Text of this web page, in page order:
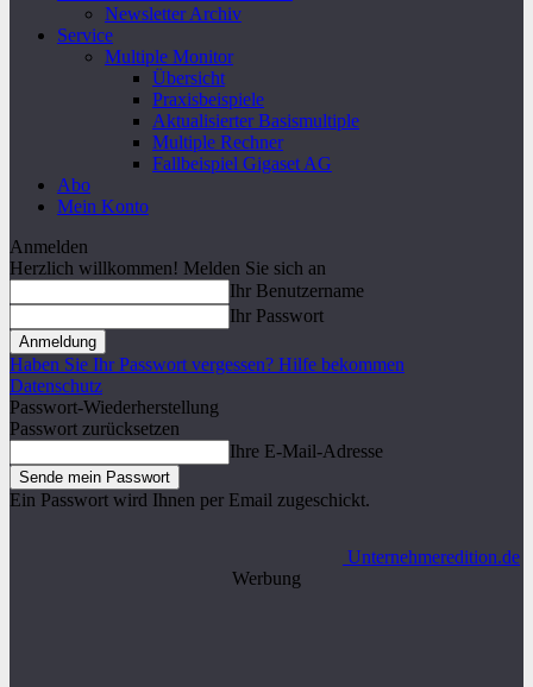
Newsletter Archiv
Service
Multiple Monitor
Übersicht
Praxisbeispiele
Aktualisierter Basismultiple
Multiple Rechner
Fallbeispiel Gigaset AG
Abo
Mein Konto
Anmelden
Herzlich willkommen! Melden Sie sich an
Ihr Benutzername
Ihr Passwort
Haben Sie Ihr Passwort vergessen? Hilfe bekommen
Datenschutz
Passwort-Wiederherstellung
Passwort zurücksetzen
Ihre E-Mail-Adresse
Ein Passwort wird Ihnen per Email zugeschickt.
Unternehmeredition.de
Werbung